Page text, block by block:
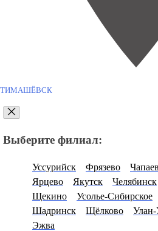
ТИМАШЁВСК
Выберите филиал:
Уссурийск Фрязево
Ярцево
Якутск Челябинск
Щекино
Усолье-Сибирское
Шадринск
Щёлково Улан-
Эжва